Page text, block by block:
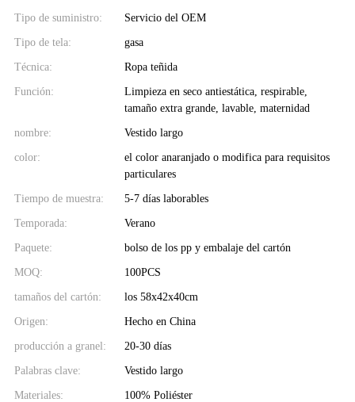
Tipo de suministro: Servicio del OEM
Tipo de tela: gasa
Técnica: Ropa teñida
Función:
Limpieza en seco antiestática, respirable,
tamaño extra grande, lavable, maternidad
nombre: Vestido largo
color:
el color anaranjado o modifica para requisitos
particulares
Tiempo de muestra: 5-7 días laborables
Temporada: Verano
Paquete: bolso de los pp y embalaje del cartón
MOQ: 100PCS
tamaños del cartón: los 58x42x40cm
Origen: Hecho en China
producción a granel: 20-30 días
Palabras clave: Vestido largo
Materiales: 100% Poliéster